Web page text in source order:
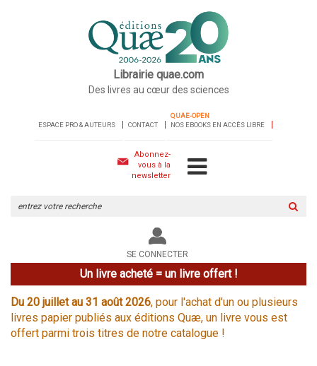
Librairie quae.com
Des livres au cœur des sciences
ESPACE PRO & AUTEURS CONTACT
QUAE-OPEN
NOS EBOOKS EN ACCÈS LIBRE
Abonnez-
vous à la
newsletter
le
site
SE CONNECTER
Un livre acheté = un livre offert !
Du 20 juillet au 31 août 2026, pour l'achat d'un ou plusieurs
livres papier publiés aux éditions Quæ, un livre vous est
offert parmi trois titres de notre catalogue !